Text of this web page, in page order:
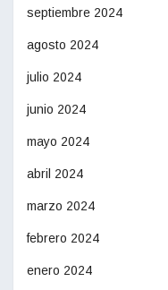
septiembre 2024
agosto 2024
julio 2024
junio 2024
mayo 2024
abril 2024
marzo 2024
febrero 2024
enero 2024